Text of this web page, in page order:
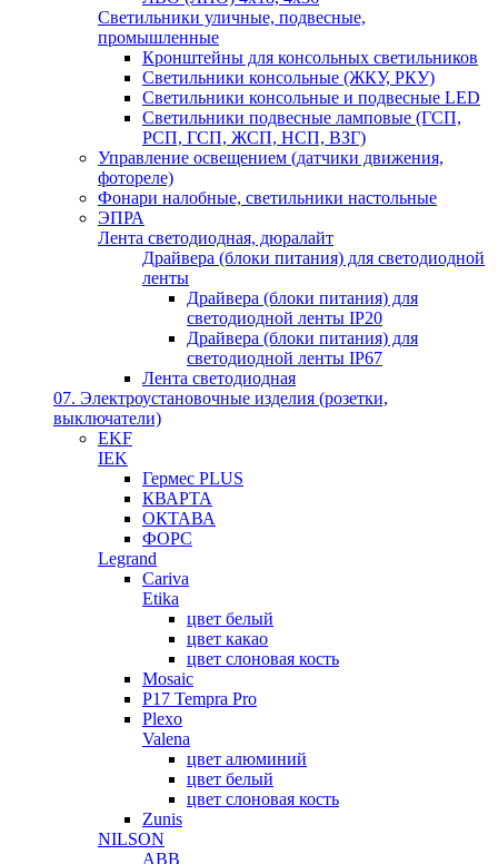
Светильники уличные, подвесные,
промышленные
Кронштейны для консольных светильников
Светильники консольные (ЖКУ, РКУ)
Светильники консольные и подвесные LED
Светильники подвесные ламповые (ГСП,
РСП, ГСП, ЖСП, НСП, ВЗГ)
Управление освещением (датчики движения,
фотореле)
Фонари налобные, светильники настольные
ЭПРА
Лента светодиодная, дюралайт
Драйвера (блоки питания) для светодиодной
ленты
Драйвера (блоки питания) для
светодиодной ленты IP20
Драйвера (блоки питания) для
светодиодной ленты IP67
Лента светодиодная
07. Электроустановочные изделия (розетки,
выключатели)
EKF
IEK
Гермес PLUS
КВАРТА
ОКТАВА
ФОРС
Legrand
Cariva
Etika
цвет белый
цвет какао
цвет слоновая кость
Mosaic
P17 Tempra Pro
Plexo
Valena
цвет алюминий
цвет белый
цвет слоновая кость
Zunis
NILSON
ABB